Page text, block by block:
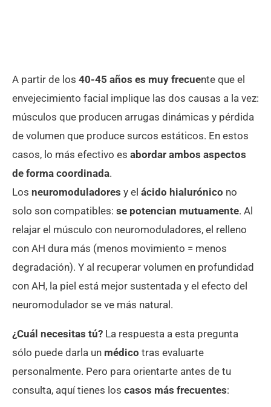
A partir de los 40-45 años es muy frecuente que el
envejecimiento facial implique las dos causas a la vez:
músculos que producen arrugas dinámicas y pérdida
de volumen que produce surcos estáticos. En estos
casos, lo más efectivo es abordar ambos aspectos
de forma coordinada.
Los neuromoduladores y el ácido hialurónico no
solo son compatibles: se potencian mutuamente. Al
relajar el músculo con neuromoduladores, el relleno
con AH dura más (menos movimiento = menos
degradación). Y al recuperar volumen en profundidad
con AH, la piel está mejor sustentada y el efecto del
neuromodulador se ve más natural.
¿Cuál necesitas tú? La respuesta a esta pregunta
sólo puede darla un médico tras evaluarte
personalmente. Pero para orientarte antes de tu
consulta, aquí tienes los casos más frecuentes: